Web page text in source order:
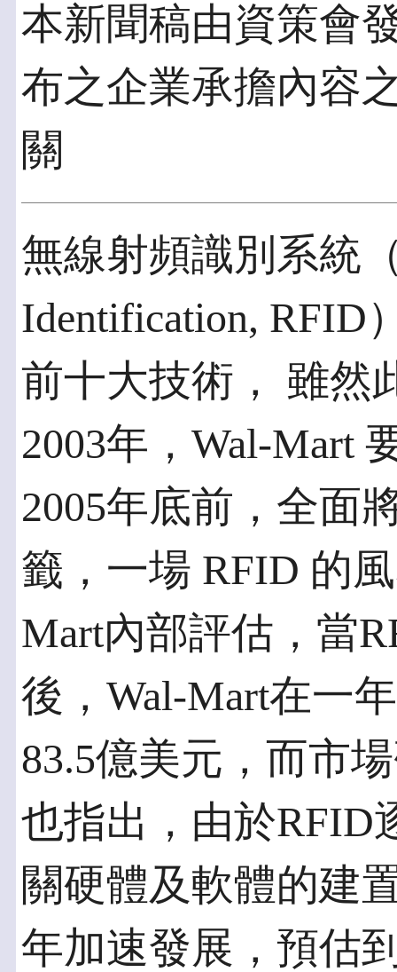
本新聞稿由資策會
布之企業承擔內容
關
無線射頻識別系統
Identification, RFID
前十大技術， 雖然
2003年，Wal-Mart
2005年底前，全面
籤，一場 RFID 的
Mart內部評估，當
後，Wal-Mart在一
83.5億美元，而市
也指出，由於RFID
關硬體及軟體的建
年加速發展，預估